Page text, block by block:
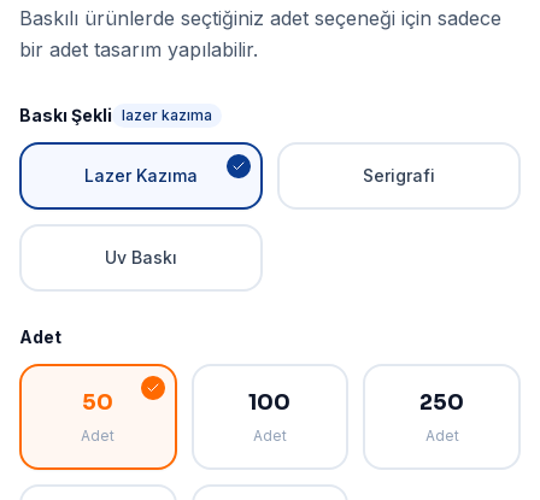
Baskılı ürünlerde seçtiğiniz adet seçeneği için sadece
bir adet tasarım yapılabilir.
Baskı Şekli lazer kazıma
Lazer Kazıma Serigrafi
Uv Baskı
Adet
50
Adet
100
Adet
250
Adet